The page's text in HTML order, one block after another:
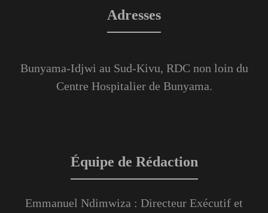
Adresses
Bunyama-Idjwi au Sud-Kivu, RDC non loin du
Centre Hospitalier de Bunyama.
Équipe de Rédaction
Emmanuel Ndimwiza : Directeur Exécutif et